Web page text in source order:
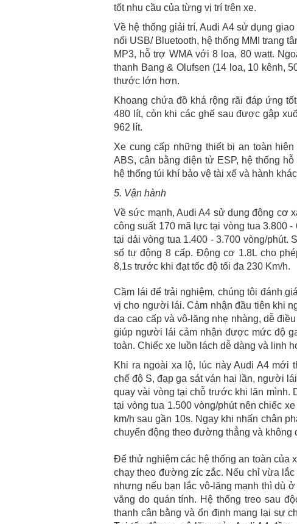
tốt nhu cầu của từng vị trí trên xe.
Về hệ thống giải trí, Audi A4 sử dụng
nối USB/ Bluetooth, hệ thống MMI trang
MP3, hỗ trợ WMA với 8 loa, 80 watt.
thanh Bang & Olufsen (14 loa, 10 kênh,
thước lớn hơn.
Khoang chứa đồ khá rộng rãi đáp ứng
480 lít, còn khi các ghế sau được gập
962 lít.
Xe cung cấp những thiết bị an toàn
ABS, cân bằng điện tử ESP, hệ thống
hệ thống túi khí bảo vệ tài xế và hành
5. Vận hành
Về sức mạnh, Audi A4 sử dụng động cơ
công suất 170 mã lực tại vòng tua 3.800
tại dải vòng tua 1.400 - 3.700 vòng/phút.
số tự động 8 cấp. Động cơ 1.8L cho
8,1s trước khi đạt tốc độ tối đa 230 Km/h.
Cầm lái để trải nghiệm, chúng tôi đánh
vị cho người lái. Cảm nhận đầu tiên khi
da cao cấp và vô-lăng nhẹ nhàng, dễ
giúp người lái cảm nhận được mức độ
toàn. Chiếc xe luồn lách dễ dàng và linh
Khi ra ngoài xa lộ, lúc này Audi A4 mới
chế độ S, đạp ga sát ván hai lần, người
quay vài vòng tại chỗ trước khi lăn mình.
tại vòng tua 1.500 vòng/phút nên chiếc
km/h sau gần 10s. Ngay khi nhấn chân
chuyển động theo đường thẳng và
Để thử nghiệm các hệ thống an toàn của
chạy theo đường zíc zắc. Nếu chỉ vừa
nhưng nếu bạn lắc vô-lăng mạnh thì dù
văng do quán tính. Hệ thống treo sau
thanh cân bằng và ổn định mang lại sự